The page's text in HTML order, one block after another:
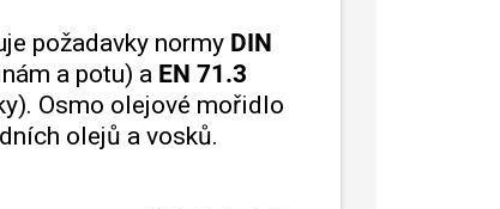
požadavky normy DIN
a potu) a EN 71.3
Osmo olejové mořidlo
olejů a vosků.